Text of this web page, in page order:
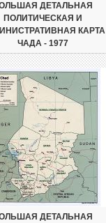
ДЕТАЛЬНАЯ
ПОЛИТИЧЕСКАЯ И
КАРТА
ЧАДА - 1977
ДЕТАЛЬНАЯ